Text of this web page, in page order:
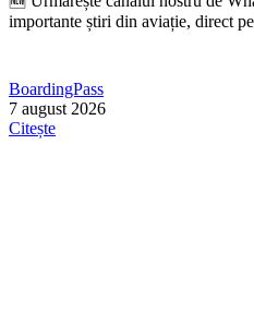
importante știri din aviație, direct
BoardingPass
7 august 2026
Citește